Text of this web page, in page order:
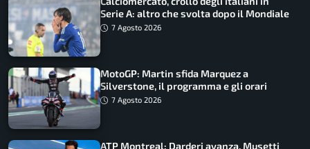
Serie A: altro che svolta dopo il Mondiale
7 Agosto 2026
MotoGP: Martin sfida Marquez a
Silverstone, il programma e gli orari
7 Agosto 2026
ATP Montreal: Darderi avanza, Musetti